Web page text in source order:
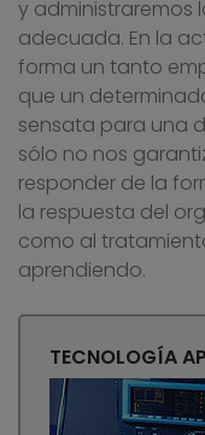
y administraremos
adecuada. En la
forma un tanto
que un
sensata para una
sólo no nos
responder de la
la respuesta del
como al
aprendiendo.
TECNOLOGÍA